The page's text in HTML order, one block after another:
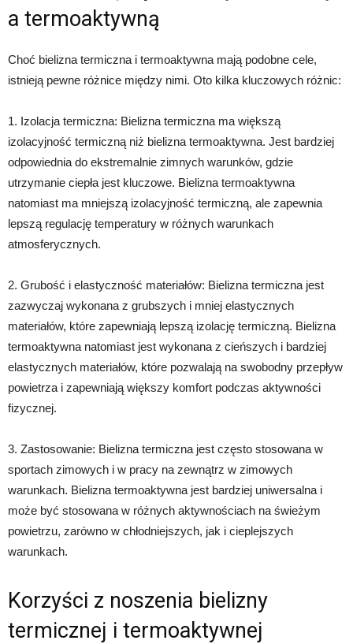
a termoaktywną
Choć bielizna termiczna i termoaktywna mają podobne cele,
istnieją pewne różnice między nimi. Oto kilka kluczowych różnic:
1. Izolacja termiczna: Bielizna termiczna ma większą
izolacyjność termiczną niż bielizna termoaktywna. Jest bardziej
odpowiednia do ekstremalnie zimnych warunków, gdzie
utrzymanie ciepła jest kluczowe. Bielizna termoaktywna
natomiast ma mniejszą izolacyjność termiczną, ale zapewnia
lepszą regulację temperatury w różnych warunkach
atmosferycznych.
2. Grubość i elastyczność materiałów: Bielizna termiczna jest
zazwyczaj wykonana z grubszych i mniej elastycznych
materiałów, które zapewniają lepszą izolację termiczną. Bielizna
termoaktywna natomiast jest wykonana z cieńszych i bardziej
elastycznych materiałów, które pozwalają na swobodny przepływ
powietrza i zapewniają większy komfort podczas aktywności
fizycznej.
3. Zastosowanie: Bielizna termiczna jest często stosowana w
sportach zimowych i w pracy na zewnątrz w zimowych
warunkach. Bielizna termoaktywna jest bardziej uniwersalna i
może być stosowana w różnych aktywnościach na świeżym
powietrzu, zarówno w chłodniejszych, jak i cieplejszych
warunkach.
Korzyści z noszenia bielizny
termicznej i termoaktywnej